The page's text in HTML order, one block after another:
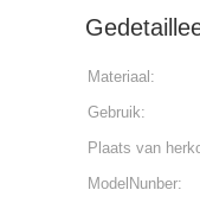
Materiaal:
Gebruik:
Plaats van
ModelNunber: